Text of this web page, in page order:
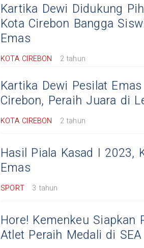
Kartika Dewi Didukung
Kota Cirebon Bangga
Emas
KOTA CIREBON 2 tahun
Kartika Dewi Pesilat
Cirebon, Peraih Juara di
KOTA CIREBON 2 tahun
Hasil Piala Kasad I 2023,
Emas
SPORT 3 tahun
Hore! Kemenkeu
Atlet Peraih Medali di